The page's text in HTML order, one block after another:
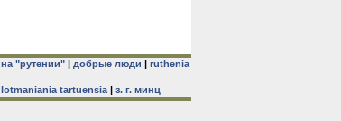
"рутении"| добрые люди | ruthenia
lotmaniania tartuensia| з. г. минц